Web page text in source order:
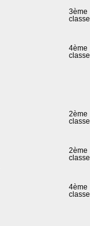
3ème
classe
4ème
classe
2ème
classe
2ème
classe
4ème
classe